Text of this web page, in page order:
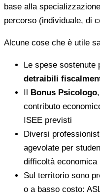
base alla
percorso (individuale, di
Alcune cose che è utile
Le spese sostenute
detraibili
Il Bonus Psicologo
contributo
ISEE previsti
Diversi
agevolate per
difficoltà economica
Sul territorio sono
o a basso costo: